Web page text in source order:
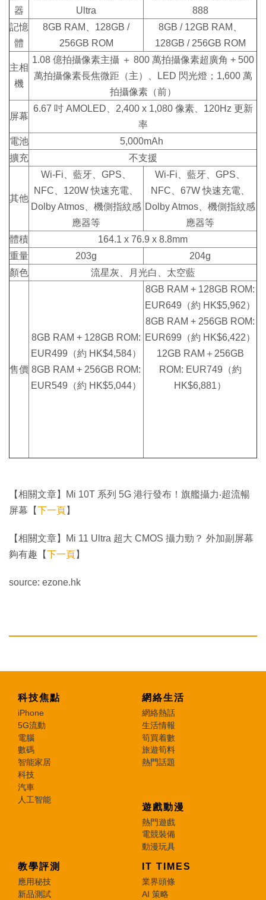
器
Ultra
888
記憶
體
8GB RAM、128GB /
256GB ROM
8GB / 12GB RAM、
128GB / 256GB ROM
主相
機
1.08 億拍攝像素主攝 ＋ 800 萬拍攝像素超廣角 + 500
萬拍攝像素長焦微距（主）、LED 閃光燈；1,600 萬
拍攝像素（前）
屏幕
6.67 吋 AMOLED、2,400 x 1,080 像素、120Hz 更新
率
電池
5,000mAh
擴充
不支援
其他
Wi-Fi、藍牙、GPS、
NFC、120W 快速充電、
Dolby Atmos、機側指紋感
應器等
Wi-Fi、藍牙、GPS、
NFC、67W 快速充電、
Dolby Atmos、機側指紋感
應器等
體積
164.1 x 76.9 x 8.8mm
重量
203g
204g
顏色
流星灰、月光白、太空藍
售價
8GB RAM + 128GB ROM:
EUR499（約 HK$4,584）
8GB RAM + 256GB ROM:
EUR549（約 HK$5,044）
8GB RAM + 128GB ROM:
EUR649（約 HK$5,962）
8GB RAM + 256GB ROM:
EUR699（約 HK$6,422）
12GB RAM＋256GB
ROM: EUR749（約
HK$6,881）
【相關文章】Mi 10T 系列 5G 港行發布！旗艦攝力‧超流暢
屏幕【下一頁】
【相關文章】Mi 11 Ultra 超大 CMOS 攝力勁？ 外加副屏幕
夠有趣【下一頁】
source: ezone.hk
科技焦點
iPhone
5G流動
電腦
數碼
智能家居
科技
汽車
人工智能
網絡生活
網絡熱話
生活情報
筍買着數
旅遊筍料
熱門話題
遊戲動漫
熱門遊戲
電競裝備
動漫玩具
教學評測
應用秘技
新品測試
IT TIMES
業界頭條
AI 策略